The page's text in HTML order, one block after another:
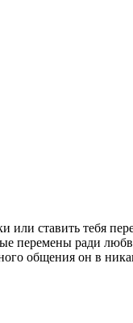
ставить тебя
перемены ради
общения он в